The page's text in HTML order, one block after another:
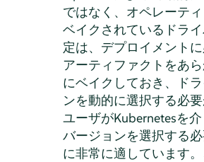
ではなく、オペレーテ
ベイクされているドラ
定は、デプロイメント
アーティファクトをあ
にベイクしておき、ド
ンを動的に選択する必要
ユーザがKubernetesを
バージョンを選択する
に非常に適しています